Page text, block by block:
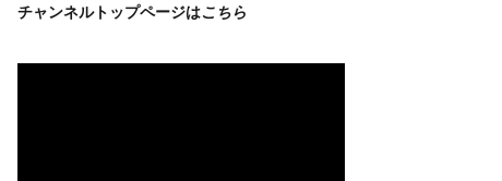
チャンネルトップページはこちら